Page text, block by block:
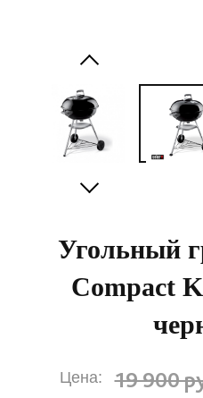
Угольный
Compact
Цена: 19 900